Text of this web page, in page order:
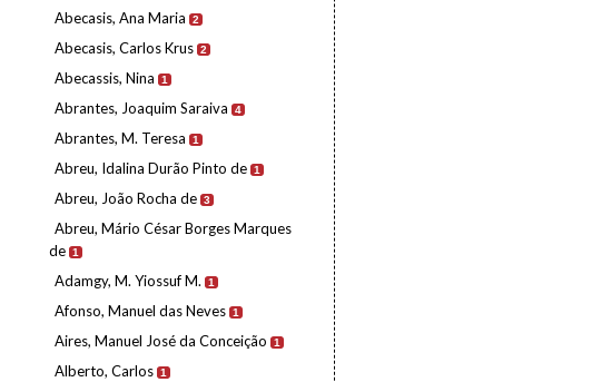
Abecasis, Ana Maria 2
Abecasis, Carlos Krus 2
Abecassis, Nina 1
Abrantes, Joaquim Saraiva 4
Abrantes, M. Teresa 1
Abreu, Idalina Durão Pinto de 1
Abreu, João Rocha de 3
Abreu, Mário César Borges Marques
de 1
Adamgy, M. Yiossuf M. 1
Afonso, Manuel das Neves 1
Aires, Manuel José da Conceição 1
Alberto, Carlos 1